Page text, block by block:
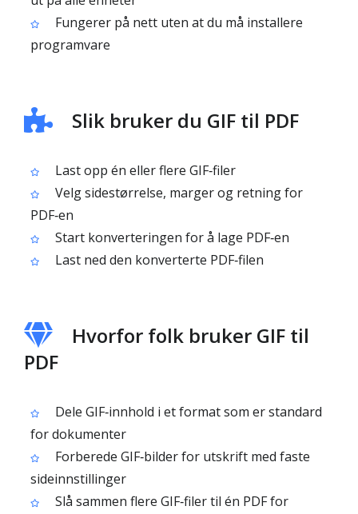
Fungerer på nett uten at du må installere
programvare
Slik bruker du GIF til PDF
Last opp én eller flere GIF‑filer
Velg sidestørrelse, marger og retning for
PDF‑en
Start konverteringen for å lage PDF‑en
Last ned den konverterte PDF‑filen
Hvorfor folk bruker GIF til
PDF
Dele GIF‑innhold i et format som er standard
for dokumenter
Forberede GIF‑bilder for utskrift med faste
sideinnstillinger
Slå sammen flere GIF‑filer til én PDF for